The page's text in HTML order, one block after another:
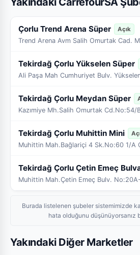
Çorlu Trend Arena Süper Açık
Tekirdağ Çorlu Yükselen Süper
Tekirdağ Çorlu Meydan Süper
Tekirdağ Çorlu Muhittin Mini
Tekirdağ Çorlu Çetin Emeç
Burada listelenen şubeler sistemimizde
hata olduğunu düşünüyorsanız
Yakındaki Diğer Marketler